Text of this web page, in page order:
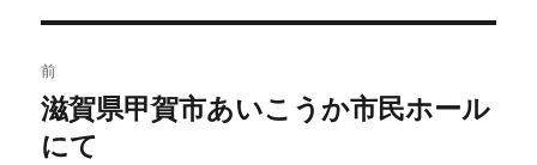
前
滋賀県甲賀市あいこうか市民ホール
にて